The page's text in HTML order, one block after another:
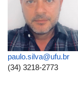
paulo.silva@ufu.br
(34) 3218-2773